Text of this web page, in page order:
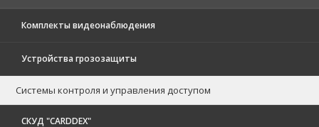
Комплекты видеонаблюдения
Устройства грозозащиты
Системы контроля и управления доступом
CКУД "CARDDEX"